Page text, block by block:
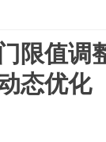
限值调
态优化